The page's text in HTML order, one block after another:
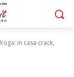
in casa crack,